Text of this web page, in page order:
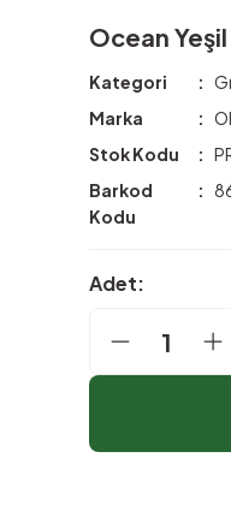
Ocean
Kategori
Marka
Stok Kodu
Barkod
Kodu
Adet: